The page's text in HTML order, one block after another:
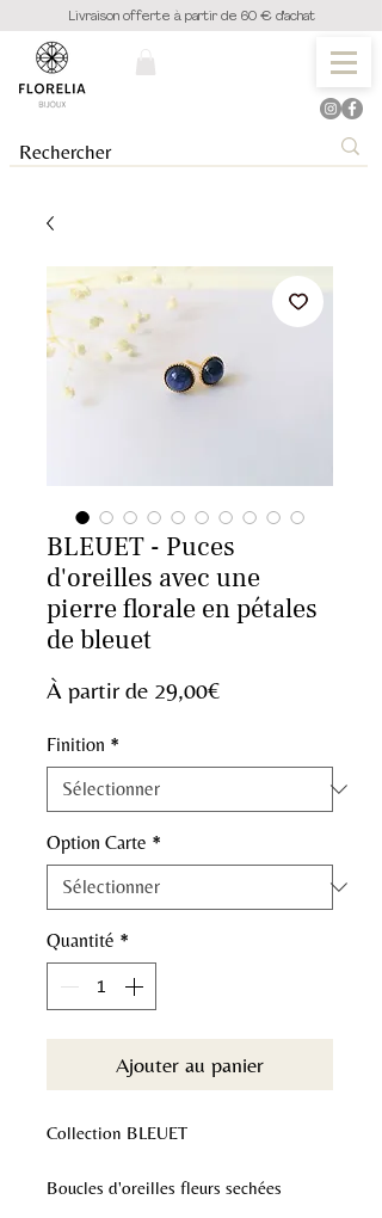
Livraison offerte à partir de 60 € d'achat
BLEUET - Puces
d'oreilles avec une
pierre florale en pétales
de bleuet
À partir de 29,00€Prix
Finition *
Option Carte *
Quantité *
Ajouter au panier
Collection BLEUET
Boucles d'oreilles fleurs sechées